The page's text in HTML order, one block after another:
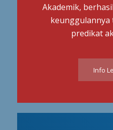
Akademik,
predikat
Info